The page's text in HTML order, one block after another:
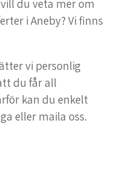
du veta mer om
i Aneby? Vi finns
vi personlig
du får all
kan du enkelt
eller maila oss.